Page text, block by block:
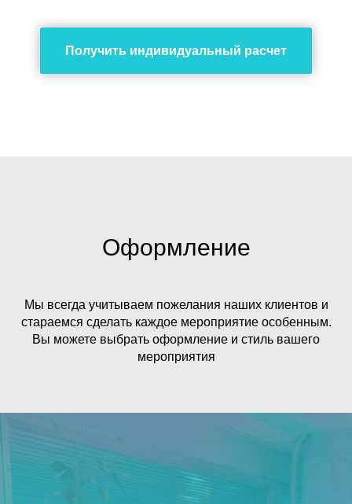
Получить индивидуальный расчет
Оформление
Мы всегда учитываем пожелания наших клиентов и
стараемся сделать каждое мероприятие особенным.
Вы можете выбрать оформление и стиль вашего
мероприятия